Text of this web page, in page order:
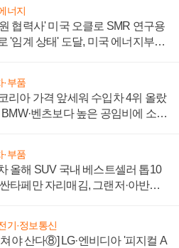
너지
협력사' 미국 오클로 SMR 연구용
'임계 상태' 도달, 미국 에너지부
·부품
리아 가격 앞세워 수입차 4위 올랐
벤츠보다 높은 공임비에 소비
·부품
올해 SUV 국내 베스트셀러 톱10
타페만 자리매김, 그랜저·아반떼
기·정보통신
쳐야 산다⑧] LG·엔비디아 '피지컬 A